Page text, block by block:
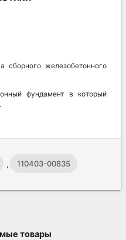
сборного железобетонного
фундамент в который
, 110403-00835
товары